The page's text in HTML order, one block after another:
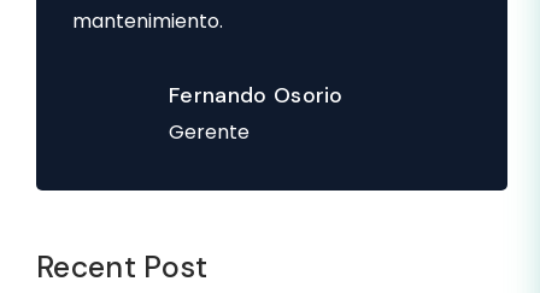
mantenimiento.
Fernando Osorio
Gerente
Recent Post